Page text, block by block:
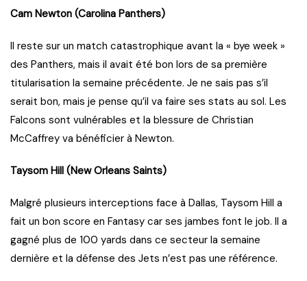
Cam Newton (Carolina Panthers)
Il reste sur un match catastrophique avant la « bye week »
des Panthers, mais il avait été bon lors de sa première
titularisation la semaine précédente. Je ne sais pas s’il
serait bon, mais je pense qu’il va faire ses stats au sol. Les
Falcons sont vulnérables et la blessure de Christian
McCaffrey va bénéficier à Newton.
Taysom Hill (New Orleans Saints)
Malgré plusieurs interceptions face à Dallas, Taysom Hill a
fait un bon score en Fantasy car ses jambes font le job. Il a
gagné plus de 100 yards dans ce secteur la semaine
dernière et la défense des Jets n’est pas une référence.